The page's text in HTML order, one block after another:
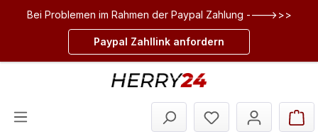
springen
Bei Problemen im Rahmen der Paypal Zahlung ---->>>
Paypal Zahllink anfordern